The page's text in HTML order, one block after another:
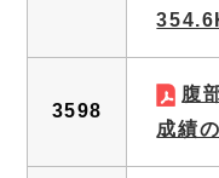
3598
腹
成績